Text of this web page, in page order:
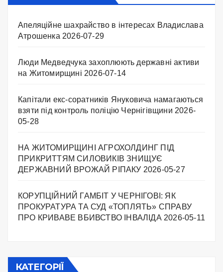
Апеляційне шахрайство в інтересах Владислава
Атрошенка 2026-07-29
Люди Медведчука захоплюють державні активи
на Житомирщині 2026-07-14
Капітали екс-соратників Януковича намагаються
взяти під контроль поліцію Чернігівщини 2026-
05-28
НА ЖИТОМИРЩИНІ АГРОХОЛДИНГ ПІД
ПРИКРИТТЯМ СИЛОВИКІВ ЗНИЩУЄ
ДЕРЖАВНИЙ ВРОЖАЙ РІПАКУ ​ 2026-05-27
КОРУПЦІЙНИЙ ГАМБІТ У ЧЕРНІГОВІ: ЯК
ПРОКУРАТУРА ТА СУД «ТОПЛЯТЬ» СПРАВУ
ПРО КРИВАВЕ ВБИВСТВО ІНВАЛІДА 2026-05-11
КАТЕГОРІЇ